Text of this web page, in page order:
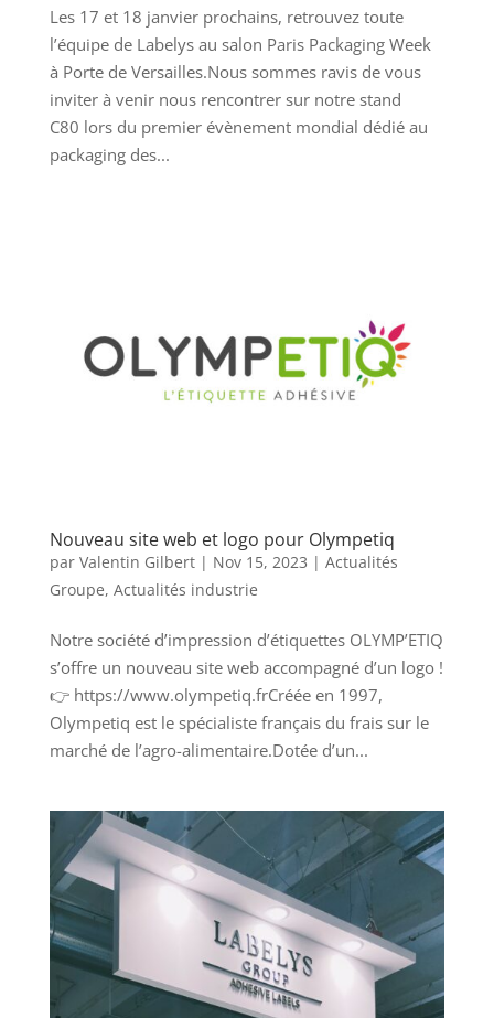
Les 17 et 18 janvier prochains, retrouvez toute
l’équipe de Labelys au salon Paris Packaging Week
à Porte de Versailles.Nous sommes ravis de vous
inviter à venir nous rencontrer sur notre stand
C80 lors du premier évènement mondial dédié au
packaging des...
Nouveau site web et logo pour Olympetiq
par Valentin Gilbert| Nov 15, 2023 | Actualités
Groupe, Actualités industrie
Notre société d’impression d’étiquettes OLYMP’ETIQ
s’offre un nouveau site web accompagné d’un logo !
👉 https://www.olympetiq.frCréée en 1997,
Olympetiq est le spécialiste français du frais sur le
marché de l’agro-alimentaire.Dotée d’un...